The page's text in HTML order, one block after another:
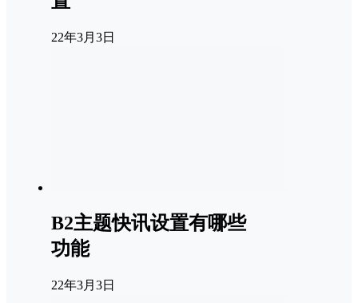
22年3月3日
B2主题快讯设置有哪些
功能
22年3月3日